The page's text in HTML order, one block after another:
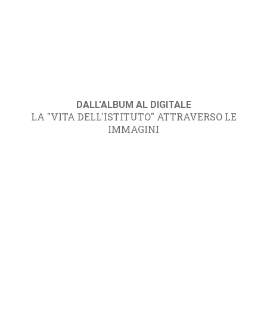
DALL'ALBUM AL DIGITALE
LA "VITA DELL'ISTITUTO" ATTRAVERSO LE
IMMAGINI